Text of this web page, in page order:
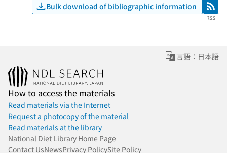
Bulk download of bibliographic information RSS
RSS
言語：日本語
How to access the materials
Read materials via the Internet
Request a photocopy of the material
Read materials at the library
National Diet Library Home Page
Contact UsNewsPrivacy PolicySite Policy